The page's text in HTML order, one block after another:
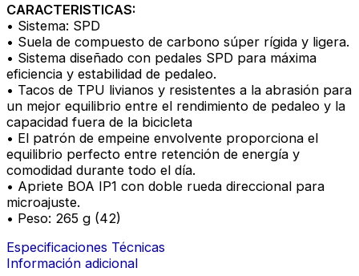
CARACTERISTICAS:
• Sistema: SPD
• Suela de compuesto de carbono súper rígida y ligera.
• Sistema diseñado con pedales SPD para máxima
eficiencia y estabilidad de pedaleo.
• Tacos de TPU livianos y resistentes a la abrasión para
un mejor equilibrio entre el rendimiento de pedaleo y la
capacidad fuera de la bicicleta
• El patrón de empeine envolvente proporciona el
equilibrio perfecto entre retención de energía y
comodidad durante todo el día.
• Apriete BOA IP1 con doble rueda direccional para
microajuste.
• Peso: 265 g (42)
Especificaciones Técnicas
Información adicional